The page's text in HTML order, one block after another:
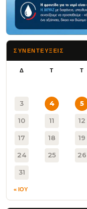
ΣΥΝΕΝΤΕΥΞΕΙΣ
Δ Τ Τ
3 4 5
10 11 12
17 18 19
24 25 26
31
« ΙΟΥ